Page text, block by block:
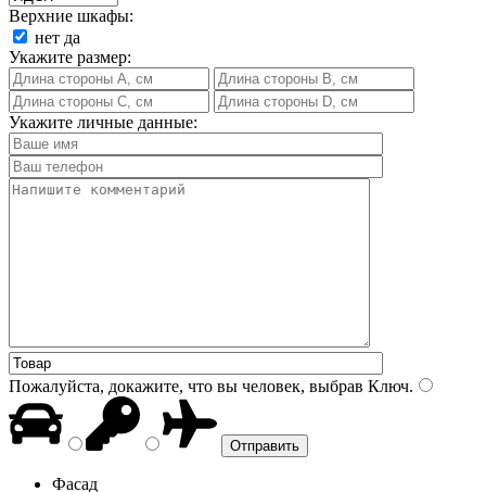
Верхние шкафы:
нет да
Укажите размер:
Укажите личные данные:
Пожалуйста, докажите, что вы человек, выбрав Ключ.
Фасад